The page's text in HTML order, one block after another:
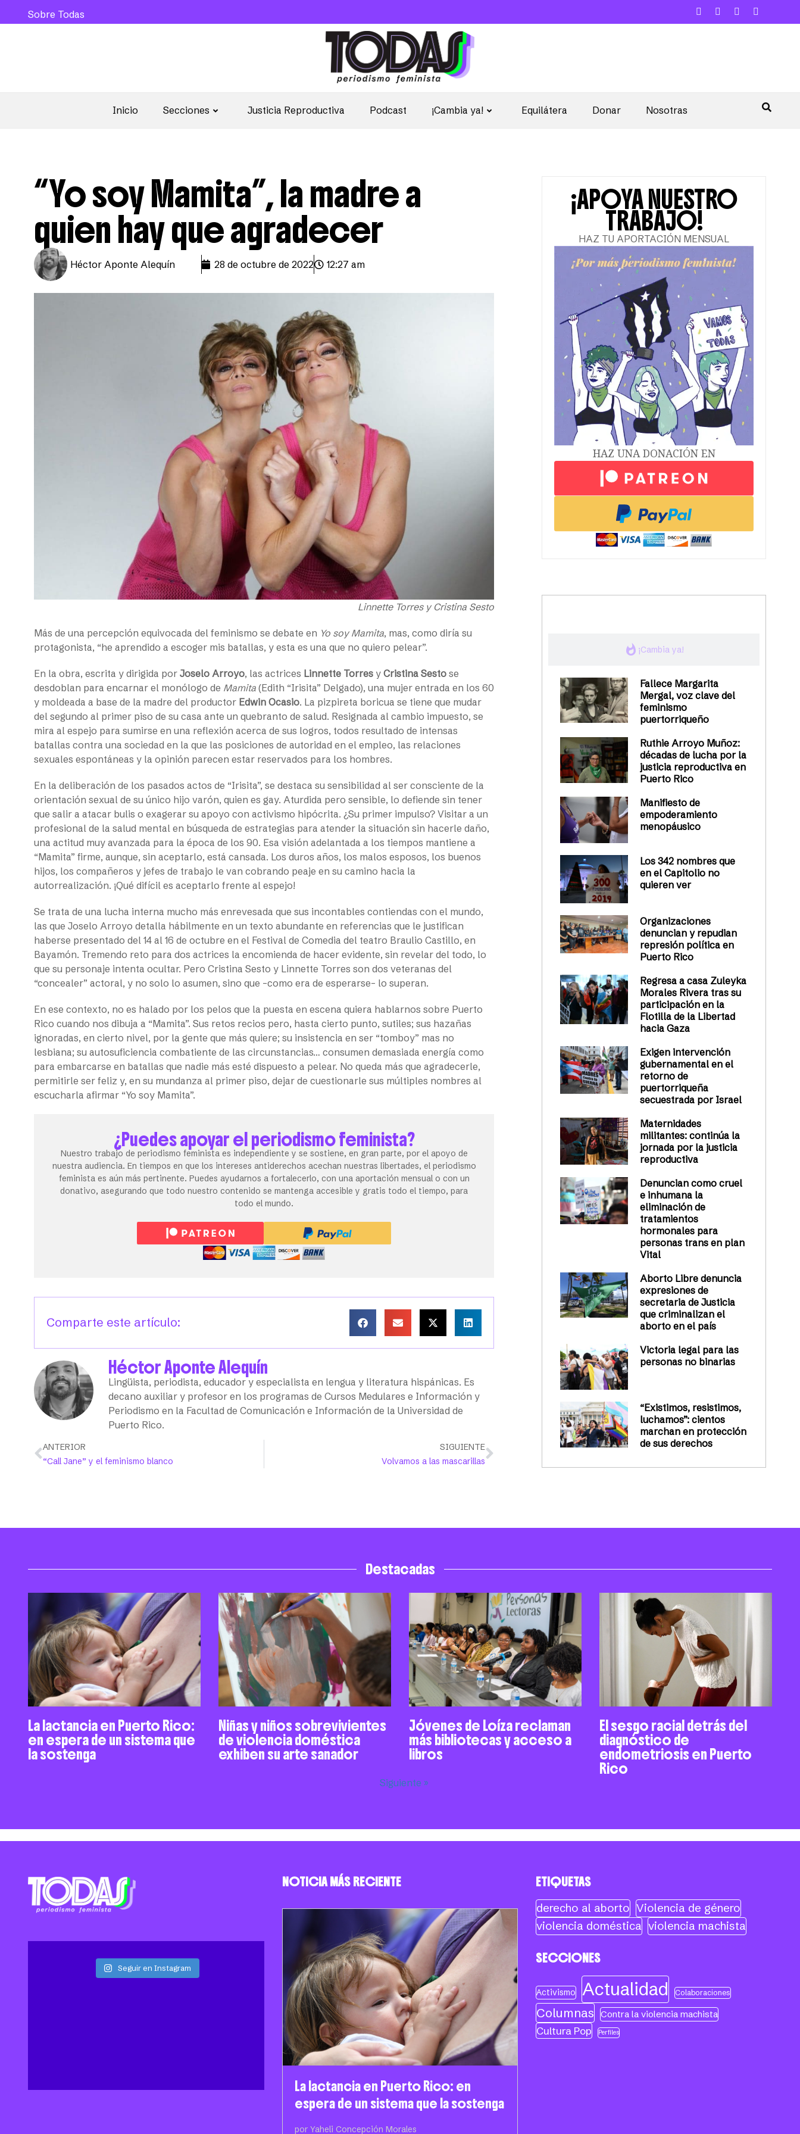
Inicio Secciones Justicia Reproductiva Podcast ¡Cambia ya! Equilátera Donar Nosotras
Sobre Todas
“Yo soy Mamita”, la madre a
quien hay que agradecer
Héctor Aponte Alequín 28 de octubre de 2022 12:27 am
Linnette Torres y Cristina Sesto
Más de una percepción equivocada del feminismo se debate en Yo soy Mamita, mas, como diría su
protagonista, “he aprendido a escoger mis batallas, y esta es una que no quiero pelear”.
En la obra, escrita y dirigida por Joselo Arroyo, las actrices Linnette Torres y Cristina Sesto se
desdoblan para encarnar el monólogo de Mamita (Edith “Irisita” Delgado), una mujer entrada en los 60
y moldeada a base de la madre del productor Edwin Ocasio. La pizpireta boricua se tiene que mudar
del segundo al primer piso de su casa ante un quebranto de salud. Resignada al cambio impuesto, se
mira al espejo para sumirse en una reflexión acerca de sus logros, todos resultado de intensas
batallas contra una sociedad en la que las posiciones de autoridad en el empleo, las relaciones
sexuales espontáneas y la opinión parecen estar reservados para los hombres.
En la deliberación de los pasados actos de “Irisita”, se destaca su sensibilidad al ser consciente de la
orientación sexual de su único hijo varón, quien es gay. Aturdida pero sensible, lo defiende sin tener
que salir a atacar bulis o exagerar su apoyo con activismo hipócrita. ¿Su primer impulso? Visitar a un
profesional de la salud mental en búsqueda de estrategias para atender la situación sin hacerle daño,
una actitud muy avanzada para la época de los 90. Esa visión adelantada a los tiempos mantiene a
“Mamita” firme, aunque, sin aceptarlo, está cansada. Los duros años, los malos esposos, los buenos
hijos, los compañeros y jefes de trabajo le van cobrando peaje en su camino hacia la
autorrealización. ¡Qué difícil es aceptarlo frente al espejo!
Se trata de una lucha interna mucho más enrevesada que sus incontables contiendas con el mundo,
las que Joselo Arroyo detalla hábilmente en un texto abundante en referencias que le justifican
haberse presentado del 14 al 16 de octubre en el Festival de Comedia del teatro Braulio Castillo, en
Bayamón. Tremendo reto para dos actrices la encomienda de hacer evidente, sin revelar del todo, lo
que su personaje intenta ocultar. Pero Cristina Sesto y Linnette Torres son dos veteranas del
“concealer” actoral, y no solo lo asumen, sino que –como era de esperarse– lo superan.
En ese contexto, no es halado por los pelos que la puesta en escena quiera hablarnos sobre Puerto
Rico cuando nos dibuja a “Mamita”. Sus retos recios pero, hasta cierto punto, sutiles; sus hazañas
ignoradas, en cierto nivel, por la gente que más quiere; su insistencia en ser “tomboy” mas no
lesbiana; su autosuficiencia combatiente de las circunstancias… consumen demasiada energía como
para embarcarse en batallas que nadie más esté dispuesto a pelear. No queda más que agradecerle,
permitirle ser feliz y, en su mundanza al primer piso, dejar de cuestionarle sus múltiples nombres al
escucharla afirmar “Yo soy Mamita”.
¿Puedes apoyar el periodismo feminista?
Nuestro trabajo de periodismo feminista es independiente y se sostiene, en gran parte, por el apoyo de
nuestra audiencia. En tiempos en que los intereses antiderechos acechan nuestras libertades, el periodismo
feminista es aún más pertinente. Puedes ayudarnos a fortalecerlo, con una aportación mensual o con un
donativo, asegurando que todo nuestro contenido se mantenga accesible y gratis todo el tiempo, para
todo el mundo.
Comparte este artículo:
Héctor Aponte Alequín
Lingüista, periodista, educador y especialista en lengua y literatura hispánicas. Es
decano auxiliar y profesor en los programas de Cursos Medulares e Información y
Periodismo en la Facultad de Comunicación e Información de la Universidad de
Puerto Rico.
ANTERIOR
“Call Jane” y el feminismo blanco
SIGUIENTE
Volvamos a las mascarillas
¡APOYA NUESTRO
TRABAJO!
HAZ TU APORTACIÓN MENSUAL
HAZ UNA DONACIÓN EN
whatshot ¡Cambia ya!
Fallece Margarita
Mergal, voz clave del
feminismo
puertorriqueño
Ruthie Arroyo Muñoz:
décadas de lucha por la
justicia reproductiva en
Puerto Rico
Manifiesto de
empoderamiento
menopáusico
Los 342 nombres que
en el Capitolio no
quieren ver
Organizaciones
denuncian y repudian
represión política en
Puerto Rico
Regresa a casa Zuleyka
Morales Rivera tras su
participación en la
Flotilla de la Libertad
hacia Gaza
Exigen intervención
gubernamental en el
retorno de
puertorriqueña
secuestrada por Israel
Maternidades
militantes: continúa la
jornada por la justicia
reproductiva
Denuncian como cruel
e inhumana la
eliminación de
tratamientos
hormonales para
personas trans en plan
Vital
Aborto Libre denuncia
expresiones de
secretaria de Justicia
que criminalizan el
aborto en el país
Victoria legal para las
personas no binarias
“Existimos, resistimos,
luchamos”: cientos
marchan en protección
de sus derechos
Destacadas
La lactancia en Puerto Rico:
en espera de un sistema que
la sostenga
Niñas y niños sobrevivientes
de violencia doméstica
exhiben su arte sanador
Jóvenes de Loíza reclaman
más bibliotecas y acceso a
libros
El sesgo racial detrás del
diagnóstico de
endometriosis en Puerto
Rico
Siguiente »
Seguir en Instagram
NOTICIA MÁS RECIENTE
La lactancia en Puerto Rico: en
espera de un sistema que la sostenga
por Yaheli Concepción Morales
ETIQUETAS
derecho al aborto Violencia de género
violencia doméstica violencia machista
SECCIONES
Activismo Actualidad Colaboraciones
Columnas Contra la violencia machista
Cultura Pop Perfiles